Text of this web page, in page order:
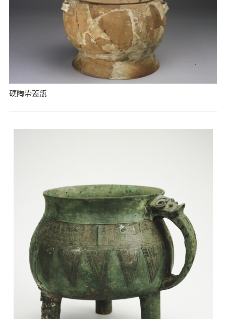
硬陶帶蓋瓿